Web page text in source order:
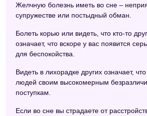
Желчную болезнь иметь во сне –
супружестве или постыдный обман.
Болеть корью или видеть, что кто-то
означает, что вскоре у вас появится
для беспокойства.
Видеть в лихорадке других означает,
людей своим высокомерным
поступкам.
Если во сне вы страдаете от